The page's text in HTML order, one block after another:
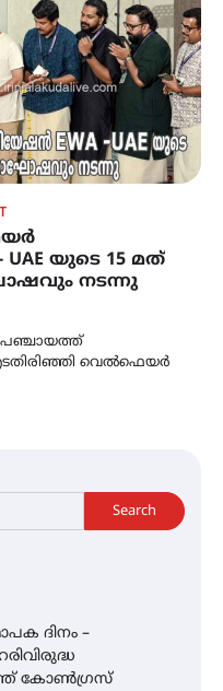
യുടെ 15 മത്
നടന്നു
വെൽഫെയർ
Search
ദിനം –
കോൺഗ്രസ്